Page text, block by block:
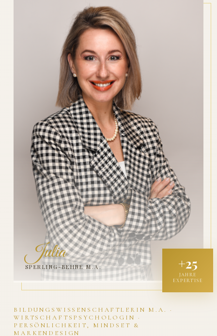
BILDUNGSWISSENSCHAFTLERIN M.A. ·
WIRTSCHAFTSPSYCHOLOGIN ·
PERSÖNLICHKEIT, MINDSET &
MARKENDESIGN
Julia
SPERLING-BEHNE M.A. +25
JAHRE
EXPERTISE